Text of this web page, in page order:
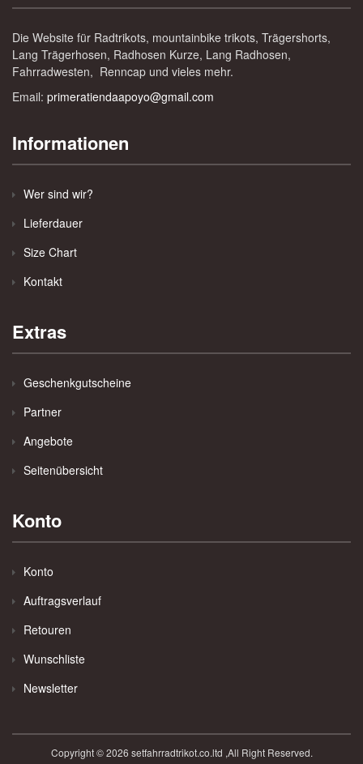
Die Website für Radtrikots, mountainbike trikots, Trägershorts,
Lang Trägerhosen, Radhosen Kurze, Lang Radhosen,
Fahrradwesten, Renncap und vieles mehr.
Email: primeratiendaapoyo@gmail.com
Informationen
Wer sind wir?
Lieferdauer
Size Chart
Kontakt
Extras
Geschenkgutscheine
Partner
Angebote
Seitenübersicht
Konto
Konto
Auftragsverlauf
Retouren
Wunschliste
Newsletter
Copyright © 2026 setfahrradtrikot.co.ltd ,All Right Reserved.